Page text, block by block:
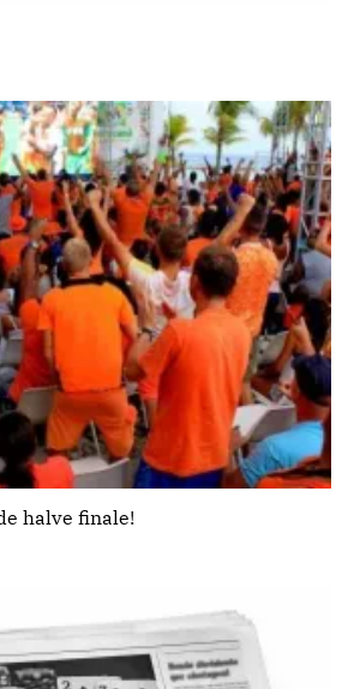
halve finale!